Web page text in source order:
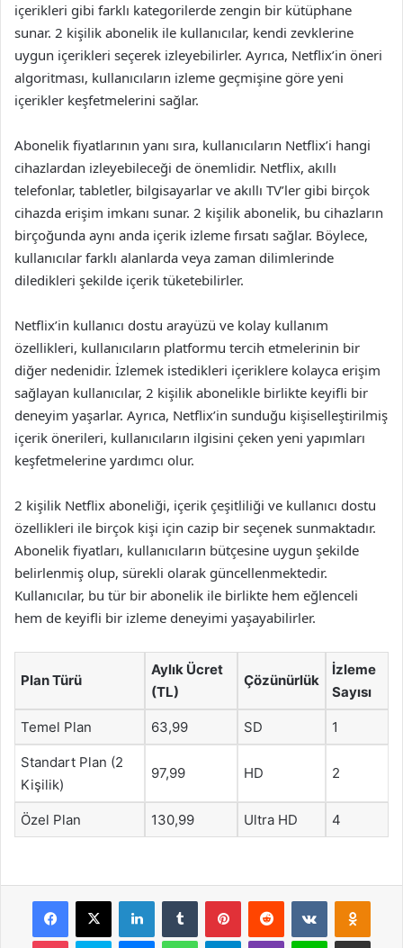
içerikleri gibi farklı kategorilerde zengin bir kütüphane
sunar. 2 kişilik abonelik ile kullanıcılar, kendi zevklerine
uygun içerikleri seçerek izleyebilirler. Ayrıca, Netflix’in öneri
algoritması, kullanıcıların izleme geçmişine göre yeni
içerikler keşfetmelerini sağlar.
Abonelik fiyatlarının yanı sıra, kullanıcıların Netflix’i hangi
cihazlardan izleyebileceği de önemlidir. Netflix, akıllı
telefonlar, tabletler, bilgisayarlar ve akıllı TV’ler gibi birçok
cihazda erişim imkanı sunar. 2 kişilik abonelik, bu cihazların
birçoğunda aynı anda içerik izleme fırsatı sağlar. Böylece,
kullanıcılar farklı alanlarda veya zaman dilimlerinde
diledikleri şekilde içerik tüketebilirler.
Netflix’in kullanıcı dostu arayüzü ve kolay kullanım
özellikleri, kullanıcıların platformu tercih etmelerinin bir
diğer nedenidir. İzlemek istedikleri içeriklere kolayca erişim
sağlayan kullanıcılar, 2 kişilik abonelikle birlikte keyifli bir
deneyim yaşarlar. Ayrıca, Netflix’in sunduğu kişiselleştirilmiş
içerik önerileri, kullanıcıların ilgisini çeken yeni yapımları
keşfetmelerine yardımcı olur.
2 kişilik Netflix aboneliği, içerik çeşitliliği ve kullanıcı dostu
özellikleri ile birçok kişi için cazip bir seçenek sunmaktadır.
Abonelik fiyatları, kullanıcıların bütçesine uygun şekilde
belirlenmiş olup, sürekli olarak güncellenmektedir.
Kullanıcılar, bu tür bir abonelik ile birlikte hem eğlenceli
hem de keyifli bir izleme deneyimi yaşayabilirler.
Plan Türü
Aylık Ücret
(TL)
Çözünürlük
İzleme
Sayısı
Temel Plan 63,99 SD 1
Standart Plan (2
Kişilik)
97,99 HD 2
Özel Plan 130,99 Ultra HD 4
Facebook
X LinkedInTumblr PinterestReddit VKontakte
Pocket Skype MessengerWhatsAppTelegramViber Line E-Posta ile